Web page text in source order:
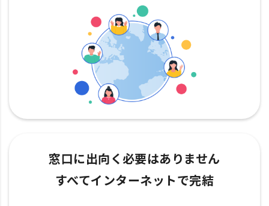
窓口に出向く必要はありません
すべてインターネットで完結